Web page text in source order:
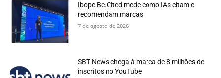
Ibope Be.Cited mede como IAs citam e
recomendam marcas
7 de agosto de 2026
SBT News chega à marca de 8 milhões de
inscritos no YouTube